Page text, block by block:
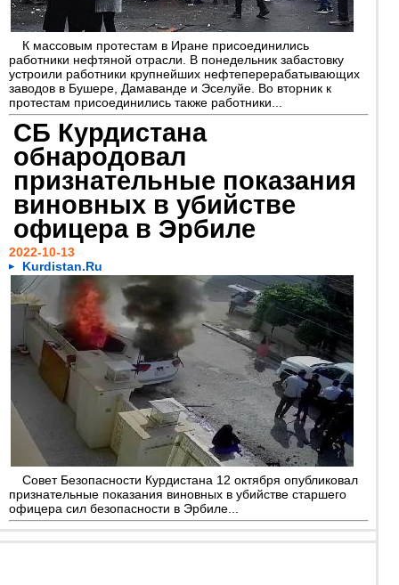
К массовым протестам в Иране присоединились
работники нефтяной отрасли. В понедельник забастовку
устроили работники крупнейших нефтеперерабатывающих
заводов в Бушере, Дамаванде и Эселуйе. Во вторник к
протестам присоединились также работники...
СБ Курдистана
обнародовал
признательные показания
виновных в убийстве
офицера в Эрбиле
2022-10-13
Kurdistan.Ru
Совет Безопасности Курдистана 12 октября опубликовал
признательные показания виновных в убийстве старшего
офицера сил безопасности в Эрбиле...